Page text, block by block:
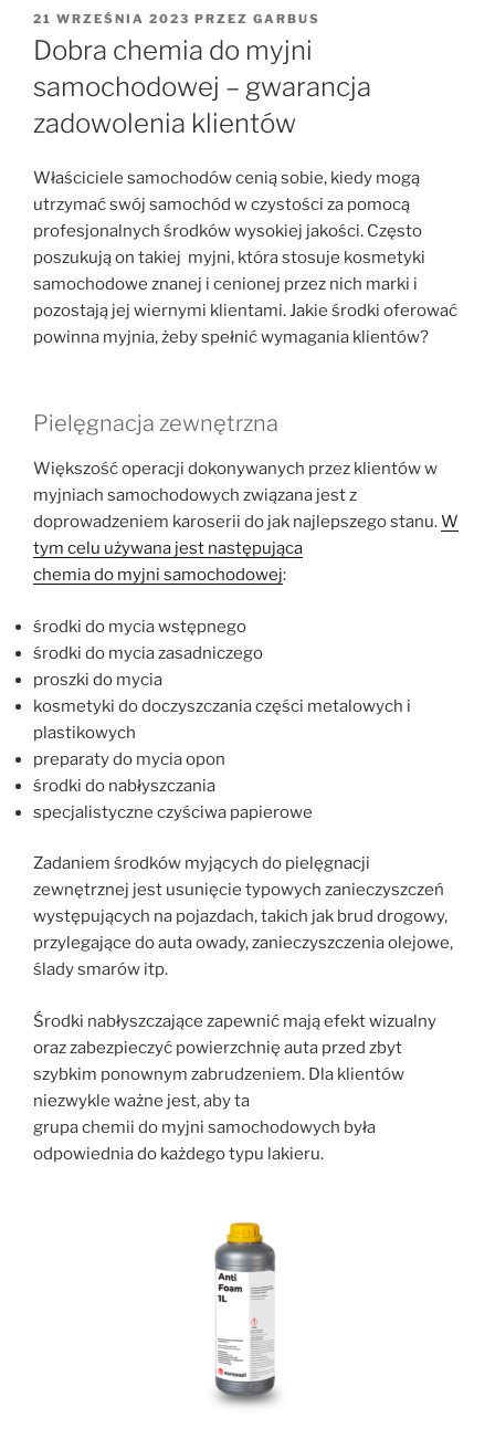
OPUBLIKOWANE
W
21 WRZEŚNIA 2023 PRZEZ GARBUS
Dobra chemia do myjni
samochodowej – gwarancja
zadowolenia klientów
Właściciele samochodów cenią sobie, kiedy mogą
utrzymać swój samochód w czystości za pomocą
profesjonalnych środków wysokiej jakości. Często
poszukują on takiej myjni, która stosuje kosmetyki
samochodowe znanej i cenionej przez nich marki i
pozostają jej wiernymi klientami. Jakie środki oferować
powinna myjnia, żeby spełnić wymagania klientów?
Pielęgnacja zewnętrzna
Większość operacji dokonywanych przez klientów w
myjniach samochodowych związana jest z
doprowadzeniem karoserii do jak najlepszego stanu.W
tym celu używana jest następująca
chemia do myjni samochodowej:
środki do mycia wstępnego
środki do mycia zasadniczego
proszki do mycia
kosmetyki do doczyszczania części metalowych i
plastikowych
preparaty do mycia opon
środki do nabłyszczania
specjalistyczne czyściwa papierowe
Zadaniem środków myjących do pielęgnacji
zewnętrznej jest usunięcie typowych zanieczyszczeń
występujących na pojazdach, takich jak brud drogowy,
przylegające do auta owady, zanieczyszczenia olejowe,
ślady smarów itp.
Środki nabłyszczające zapewnić mają efekt wizualny
oraz zabezpieczyć powierzchnię auta przed zbyt
szybkim ponownym zabrudzeniem. Dla klientów
niezwykle ważne jest, aby ta
grupa chemii do myjni samochodowych była
odpowiednia do każdego typu lakieru.